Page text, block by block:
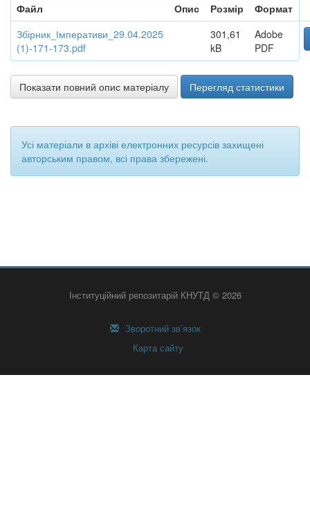
Файл
Опис Розмір
Формат
Збірник_Імперативи_29.04.2025
(1)-171-173.pdf
301,61
kB
Adobe
PDF
Показати повний опис матеріалу Перегляд статистики
Усі матеріали в архіві електронних ресурсів захищені
авторським правом, всі права збережені.
Інституційний репозитарій КНУТД © 2026
Зворотний зв’язок
Карта сайту